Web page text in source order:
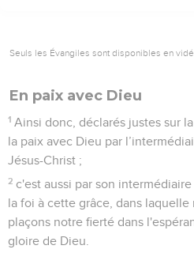
Seuls les Évangiles sont disponibles en
En paix avec Dieu
1 Ainsi donc, déclarés justes sur
la paix avec Dieu par
Jésus-Christ ;
2 c'est aussi par son
la foi à cette grâce, dans
plaçons notre fierté dans
gloire de Dieu.